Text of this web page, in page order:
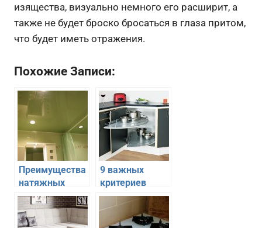
изящества, визуально немного его расширит, а
также не будет броско бросаться в глаза притом,
что будет иметь отражения.
Похожие Записи:
Преимущества
натяжных
потолков в
ванной
комнате
9 важных
критериев
хорошего
кухонного
гарнитура